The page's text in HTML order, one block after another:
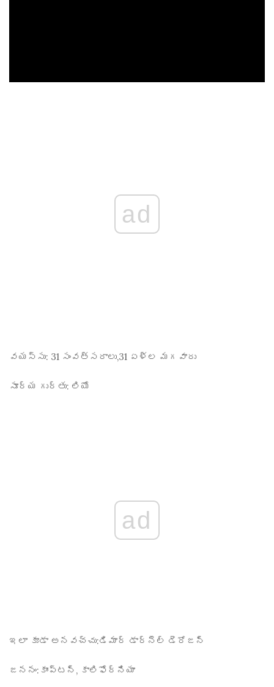
ad
వయస్సు: 31 సంవత్సరాలు,31 ఏళ్ల మగవారు
సూర్య గుర్తు: లియో
ad
ఇలా కూడా అనవచ్చు:డిమార్ డార్నెల్ డెరోజన్
జననం: కాంప్టన్, కాలిఫోర్నియా